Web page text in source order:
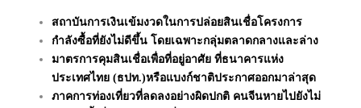
สถาบันการเงินเข้มงวดในการปล่อยสินเชื่อโครงการ
กำลังซื้อที่ยังไม่ดีขึ้น โดยเฉพาะกลุ่มตลาดกลางและล่าง
มาตรการคุมสินเชื่อเพื่อที่อยู่อาศัย ที่ธนาคารแห่ง
ประเทศไทย (ธปท.)หรือแบงก์ชาติประกาศออกมาล่าสุด
ภาคการท่องเที่ยวที่ลดลงอย่างผิดปกติ คนจีนหายไปยังไม่